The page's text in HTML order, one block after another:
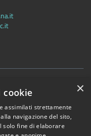
Mappa del sito
×
cookie
assimilati strettamente
navigazione del sito,
solo fine di elaborare